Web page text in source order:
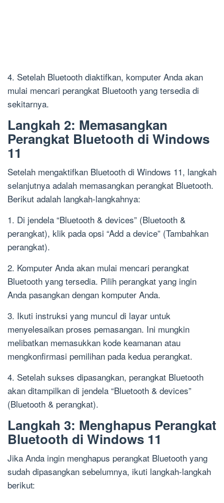
4. Setelah Bluetooth diaktifkan, komputer Anda akan
mulai mencari perangkat Bluetooth yang tersedia di
sekitarnya.
Langkah 2: Memasangkan
Perangkat Bluetooth di Windows
11
Setelah mengaktifkan Bluetooth di Windows 11, langkah
selanjutnya adalah memasangkan perangkat Bluetooth.
Berikut adalah langkah-langkahnya:
1. Di jendela “Bluetooth & devices” (Bluetooth &
perangkat), klik pada opsi “Add a device” (Tambahkan
perangkat).
2. Komputer Anda akan mulai mencari perangkat
Bluetooth yang tersedia. Pilih perangkat yang ingin
Anda pasangkan dengan komputer Anda.
3. Ikuti instruksi yang muncul di layar untuk
menyelesaikan proses pemasangan. Ini mungkin
melibatkan memasukkan kode keamanan atau
mengkonfirmasi pemilihan pada kedua perangkat.
4. Setelah sukses dipasangkan, perangkat Bluetooth
akan ditampilkan di jendela “Bluetooth & devices”
(Bluetooth & perangkat).
Langkah 3: Menghapus Perangkat
Bluetooth di Windows 11
Jika Anda ingin menghapus perangkat Bluetooth yang
sudah dipasangkan sebelumnya, ikuti langkah-langkah
berikut: